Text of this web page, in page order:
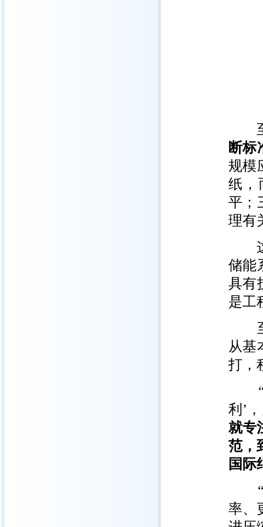
至
断标
规模
纸，
平；
理有
这3
储能
具有
是工
至
从基
打，
“
利’
就专
范，
国际
“未
率、